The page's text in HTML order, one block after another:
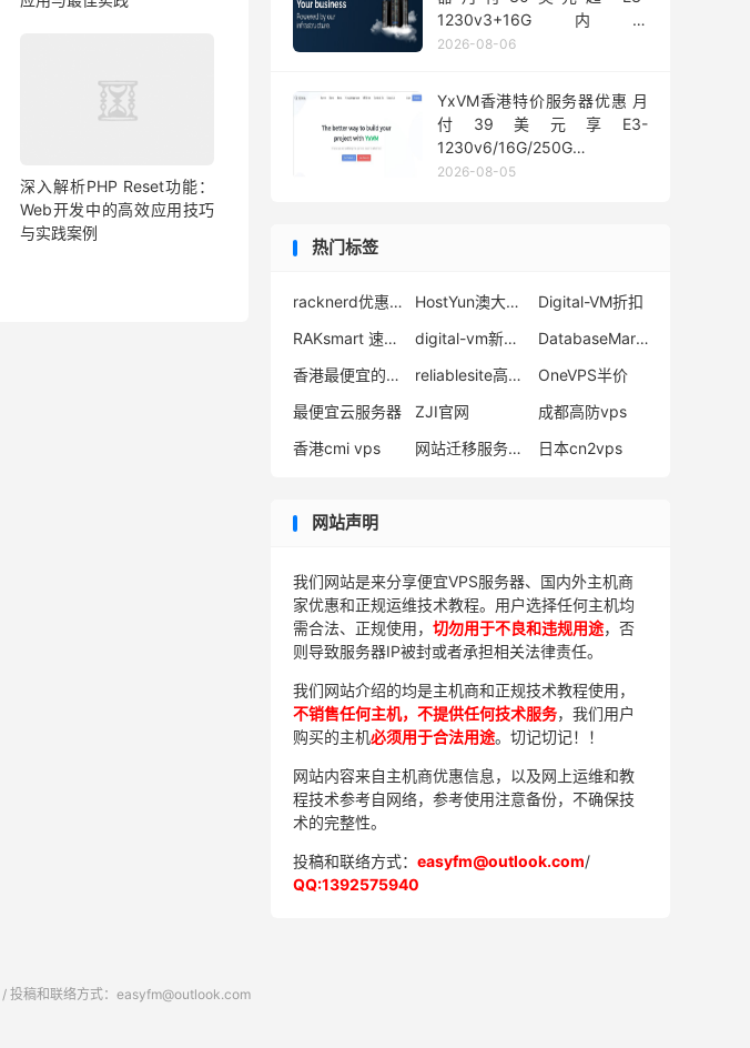
深入解析PHP Reset功能：
Web开发中的高效应用技巧
与实践案例
1230v3+16G内存
1Gbps@50TB大流量
2026-08-06
YxVM香港特价服务器优惠 月
付39美元享E3-
1230v6/16G/250G
SSD/10TB流量
2026-08-05
热门标签
racknerd优惠码 HostYun澳大利亚vps
Digital-VM折扣
RAKsmart 速度测试
digital-vm新加坡测评
DatabaseMart官网
香港最便宜的vps
reliablesite高防物理服务器
OneVPS半价
最便宜云服务器
ZJI官网
成都高防vps
香港cmi vps
网站迁移服务器教程 日本cn2vps
网站声明
我们网站是来分享便宜VPS服务器、国内外主机商
家优惠和正规运维技术教程。用户选择任何主机均
需合法、正规使用， 切勿用于不良和违规用途，否
则导致服务器IP被封或者承担相关法律责任。
我们网站介绍的均是主机商和正规技术教程使用，
不销售任何主机，不提供任何技术服务，我们用户
购买的主机必须用于合法用途。切记切记！！
网站内容来自主机商优惠信息，以及网上运维和教
程技术参考自网络，参考使用注意备份，不确保技
术的完整性。
投稿和联络方式： easyfm@outlook.com/
QQ:1392575940
/ 投稿和联络方式：easyfm@outlook.com